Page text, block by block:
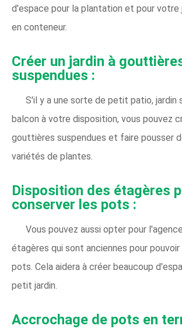
d'espace pour la plantation et pour votre
en conteneur.
Créer un jardin à
suspendues :
S'il y a une sorte de petit patio, jardin
balcon à votre disposition, vous pouvez
gouttières suspendues et faire pousser
variétés de plantes.
Disposition des étagères
conserver les pots :
Vous pouvez aussi opter pour
étagères qui sont anciennes pour
pots. Cela aidera à créer beaucoup
petit jardin.
Accrochage de pots en